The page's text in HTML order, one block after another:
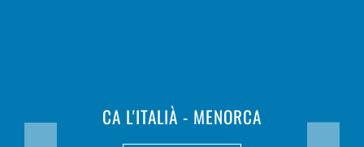
CA L'ITALIÀ - MENORCA